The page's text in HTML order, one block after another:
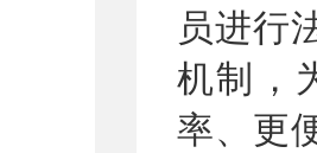
员进行
机制，
率、更